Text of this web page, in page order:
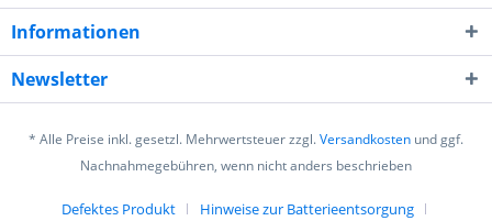
Informationen
Newsletter
* Alle Preise inkl. gesetzl. Mehrwertsteuer zzgl.Versandkosten und ggf.
Nachnahmegebühren, wenn nicht anders beschrieben
Defektes Produkt
Hinweise zur Batterieentsorgung